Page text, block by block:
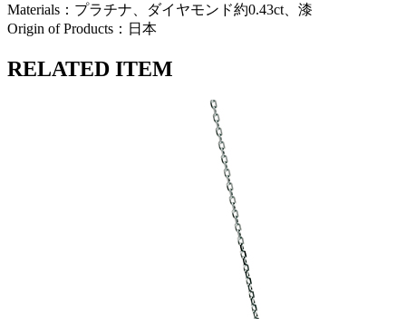
Materials：プラチナ、ダイヤモンド約0.43ct、漆
Origin of Products：日本
RELATED ITEM